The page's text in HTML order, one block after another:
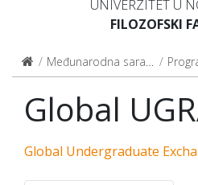
UNIVERZITET U
FILOZOFSKI
Međunarodna saradnja
Global
Global Undergraduate